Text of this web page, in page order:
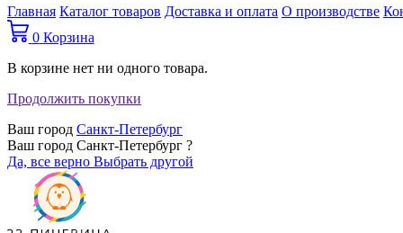
Главная Каталог товаров Доставка и оплата О производстве
0 Корзина
В корзине нет ни одного товара.
Продолжить покупки
Ваш город Санкт-Петербург
Ваш город Санкт-Петербург ?
Да, все верно Выбрать другой